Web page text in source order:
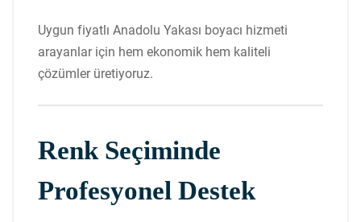
Uygun fiyatlı Anadolu Yakası boyacı hizmeti
arayanlar için hem ekonomik hem kaliteli
çözümler üretiyoruz.
Renk Seçiminde
Profesyonel Destek